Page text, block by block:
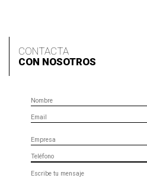
CONTACTA
CON NOSOTROS
(opcional)